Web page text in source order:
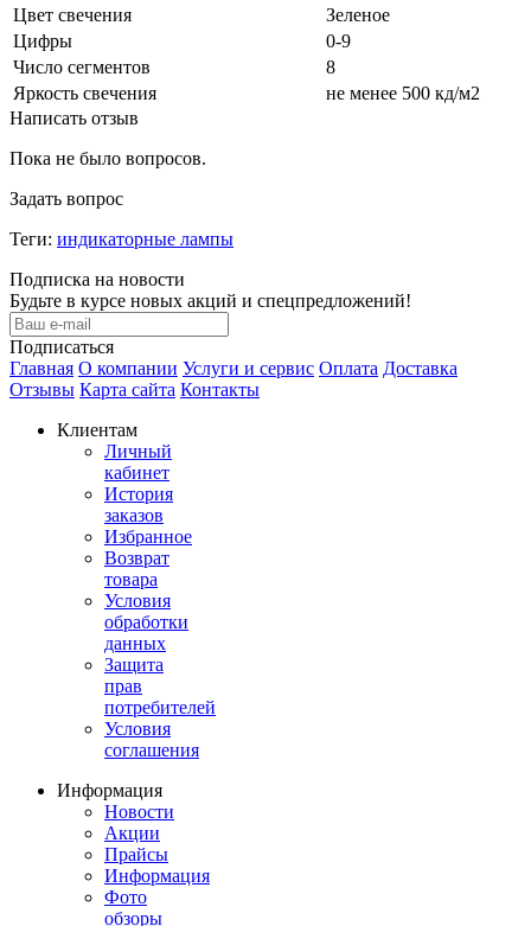
Цвет свечения
Зеленое
Цифры
0-9
Число сегментов
8
Яркость свечения
не менее 500 кд/м2
Написать отзыв
Пока не было вопросов.
Задать вопрос
Теги: индикаторные лампы
Подписка на новости
Будьте в курсе новых акций и спецпредложений!
Подписаться
Главная О компании Услуги и сервис Оплата Доставка
Отзывы Карта сайта Контакты
Клиентам
Личный
кабинет
История
заказов
Избранное
Возврат
товара
Условия
обработки
данных
Защита
прав
потребителей
Условия
соглашения
Информация
Новости
Акции
Прайсы
Информация
Фото
обзоры